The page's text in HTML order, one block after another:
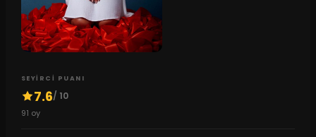
SEYIRCI PUANI
7.6/ 10
91 oy